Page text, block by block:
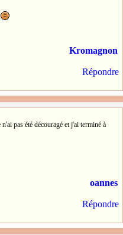
Kromagnon
Répondre
pas été découragé et j'ai terminé à
oannes
Répondre